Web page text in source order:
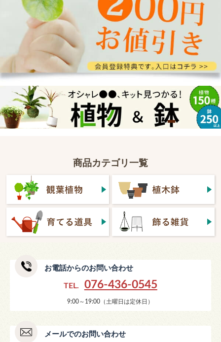
商品カテゴリ一覧
お電話からのお問い合わせ
TEL. 076-436-0545
9:00～19:00（土曜日は定休日）
メールでのお問い合わせ